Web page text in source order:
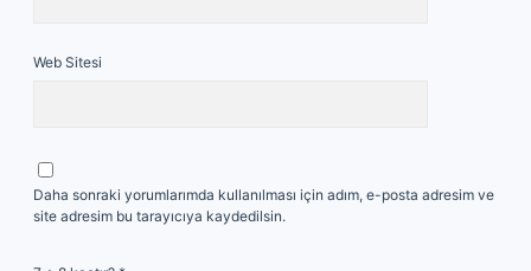
Web Sitesi
Daha sonraki yorumlarımda kullanılması için adım, e-posta adresim ve
site adresim bu tarayıcıya kaydedilsin.